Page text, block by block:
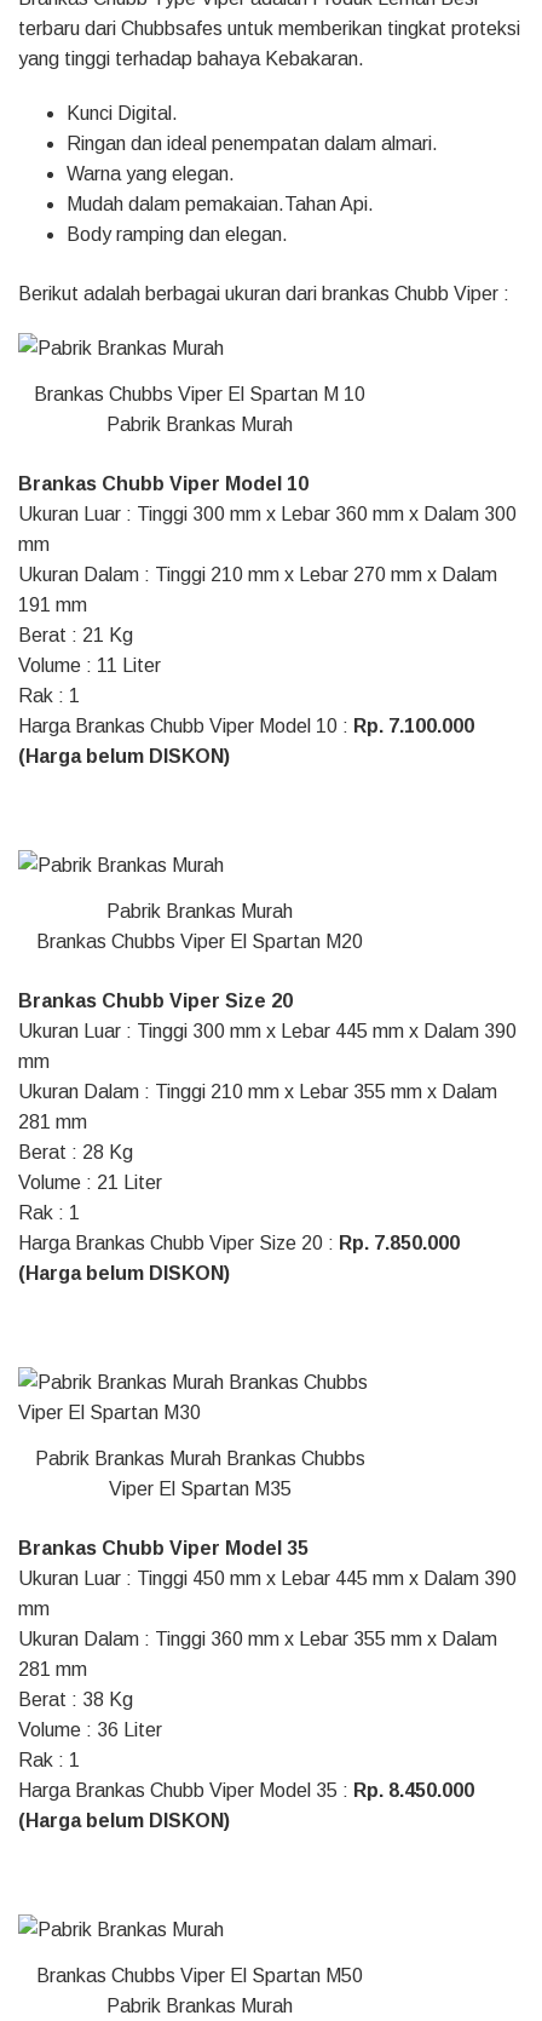
terbaru dari Chubbsafes untuk memberikan tingkat proteksi
yang tinggi terhadap bahaya Kebakaran.
Kunci Digital.
Ringan dan ideal penempatan dalam almari.
Warna yang elegan.
Mudah dalam pemakaian.Tahan Api.
Body ramping dan elegan.
Berikut adalah berbagai ukuran dari brankas Chubb Viper :
Brankas Chubbs Viper El Spartan M 10
Pabrik Brankas Murah
Brankas Chubb Viper Model 10
Ukuran Luar : Tinggi 300 mm x Lebar 360 mm x Dalam 300
mm
Ukuran Dalam : Tinggi 210 mm x Lebar 270 mm x Dalam
191 mm
Berat : 21 Kg
Volume : 11 Liter
Rak : 1
Harga Brankas Chubb Viper Model 10 : Rp. 7.100.000
(Harga belum DISKON)
Pabrik Brankas Murah
Brankas Chubbs Viper El Spartan M20
Brankas Chubb Viper Size 20
Ukuran Luar : Tinggi 300 mm x Lebar 445 mm x Dalam 390
mm
Ukuran Dalam : Tinggi 210 mm x Lebar 355 mm x Dalam
281 mm
Berat : 28 Kg
Volume : 21 Liter
Rak : 1
Harga Brankas Chubb Viper Size 20 : Rp. 7.850.000
(Harga belum DISKON)
Pabrik Brankas Murah Brankas Chubbs
Viper El Spartan M35
Brankas Chubb Viper Model 35
Ukuran Luar : Tinggi 450 mm x Lebar 445 mm x Dalam 390
mm
Ukuran Dalam : Tinggi 360 mm x Lebar 355 mm x Dalam
281 mm
Berat : 38 Kg
Volume : 36 Liter
Rak : 1
Harga Brankas Chubb Viper Model 35 : Rp. 8.450.000
(Harga belum DISKON)
Brankas Chubbs Viper El Spartan M50
Pabrik Brankas Murah